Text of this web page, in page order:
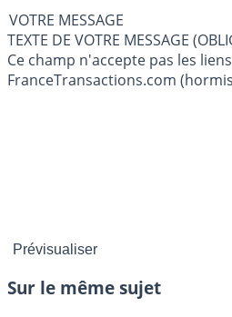
VOTRE MESSAGE
TEXTE DE
Ce champ n'accepte pas les
FranceTransactions.com